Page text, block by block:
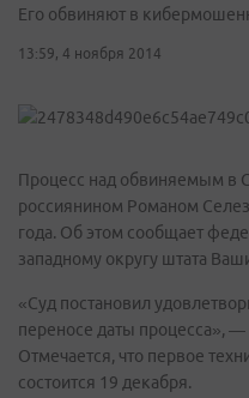
Его обвиняют в
13:59, 4 ноября 2014
Процесс над обвиняемым в
россиянином Романом
года. Об этом сообщает
западному округу штата
«Суд постановил
переносе даты процесса», —
Отмечается, что первое
состоится 19 декабря.